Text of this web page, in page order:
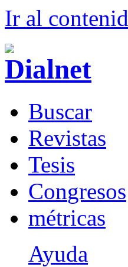
Ir al contenid
Buscar
Revistas
Tesis
Congresos
métricas
Ayuda